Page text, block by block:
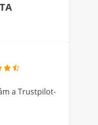
a Trustpilot-